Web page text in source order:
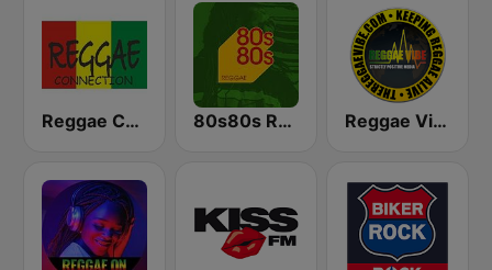
Reggae Connection 80s80s Reggae Reggae Vibe Radio